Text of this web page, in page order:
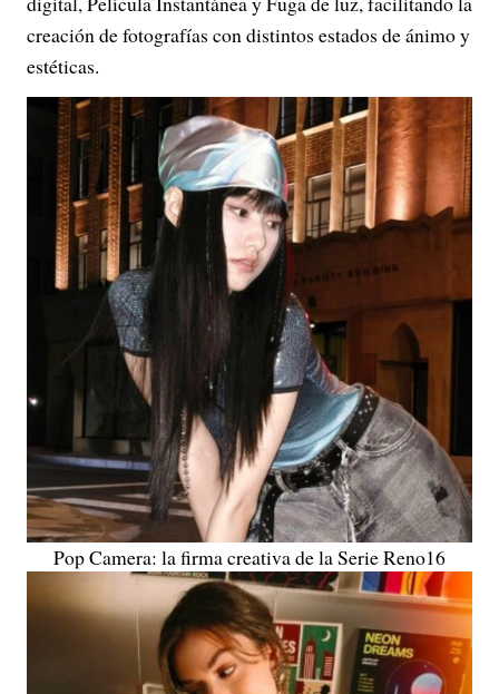
creación de fotografías con distintos estados de ánimo y
estéticas.
Pop Camera: la firma creativa de la Serie Reno16